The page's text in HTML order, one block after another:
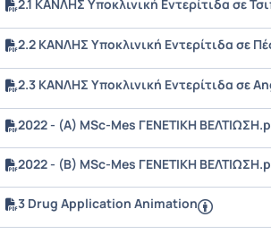
2.1 ΚΑΝΛΗΣ Υποκλινική Εντερίτιδα σε
2.2 ΚΑΝΛΗΣ Υποκλινική Εντερίτιδα σε
2.3 ΚΑΝΛΗΣ Υποκλινική Εντερίτιδα σε
2022 - (A) MSc-Mes ΓΕΝΕΤΙΚΗ
2022 - (B) MSc-Mes ΓΕΝΕΤΙΚΗ
3 Drug Application Animation